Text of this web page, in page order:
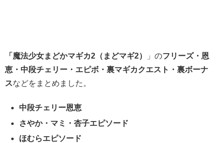
「魔法少女まどかマギカ2（まどマギ2） 」のフリーズ・恩
恵・中段チェリー・エピボ・裏マギカクエスト・裏ボーナ
スなどをまとめました。
中段チェリー恩恵
さやか・マミ・杏子エピソード
ほむらエピソード